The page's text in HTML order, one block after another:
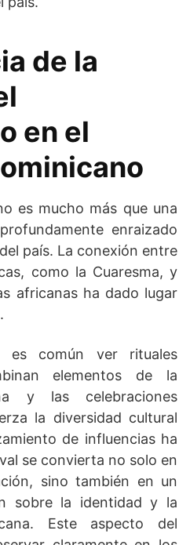
de la
en el
es mucho más que una
enraizado
país. La conexión entre
como la Cuaresma, y
africanas ha dado lugar
es común ver rituales
elementos de la
y las celebraciones
la diversidad cultural
de influencias ha
se convierta no solo en
sino también en un
sobre la identidad y la
Este aspecto del